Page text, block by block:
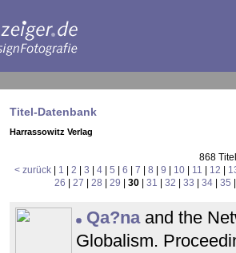
Titel-Datenbank
Harrassowitz Verlag
868
< zurück
1 2 3 4 5 6 7 8 9 10 11 12
26
27 28 29 30| 31 32 33 34| 35
Qa?naand the
Globalism.